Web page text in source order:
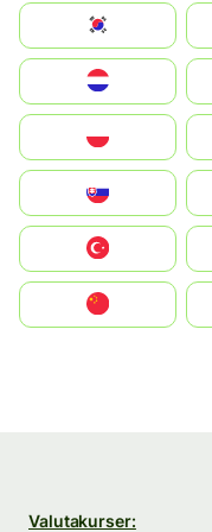
South Korea
United States
中國香港特別行政區
Valutakurser: